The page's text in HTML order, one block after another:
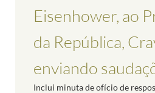
Eisenhower, ao
da República,
enviando
Inclui minuta de ofício de